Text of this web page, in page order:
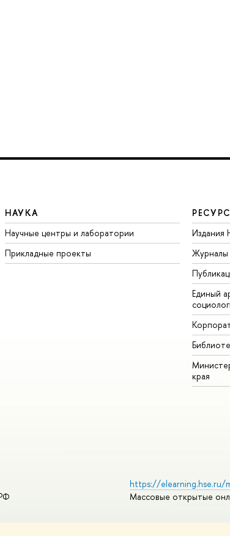
НАУКА
Научные центры и лаборатории
Прикладные проекты
Единый
края
https://elearning.hse.ru/
Массовые открытые